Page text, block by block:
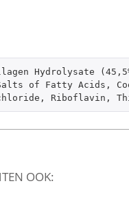
Hydrolysate
Salts of Fatty Acids,
Riboflavin,
OOK: